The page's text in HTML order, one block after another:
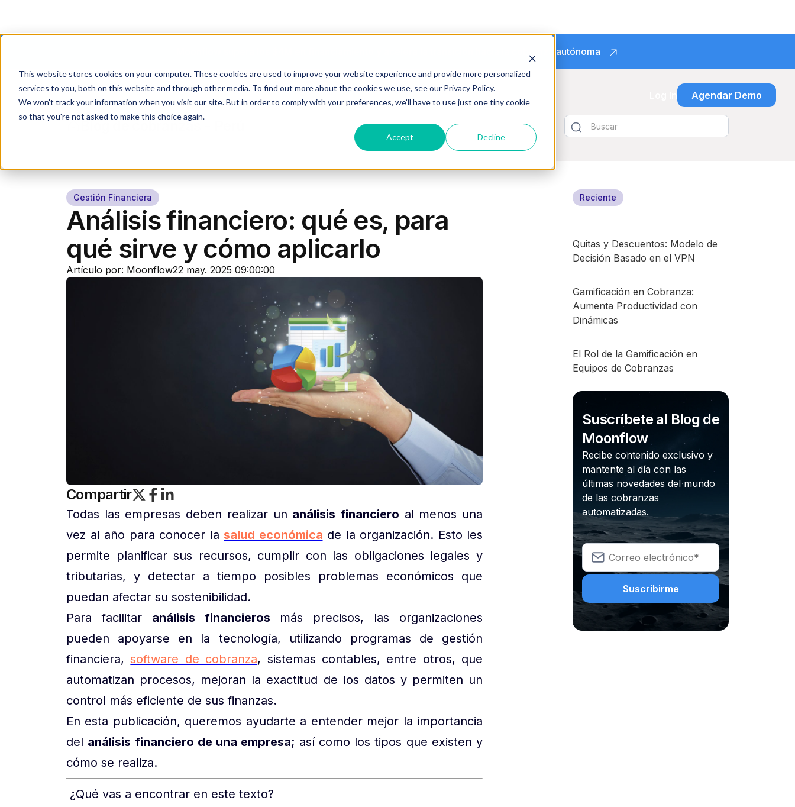
This website stores cookies on your computer. These cookies are used to improve your website experience and provide more personalized
services to you, both on this website and through other media. To find out more about the cookies we use, see our Privacy Policy.
We won't track your information when you visit our site. But in order to comply with your preferences, we'll have to use just one tiny cookie
so that you're not asked to make this choice again.
Accept Decline
Moonflow supera los $4M en financiamiento y acelera la transición hacia la cobranza autónoma
Industrias Agente IA Recursos Planes Agendar Demo
Blog de cobranzas - Perú
Gestión Financiera
Análisis financiero: qué es, para
qué sirve y cómo aplicarlo
Artículo por: Moonflow22 may. 2025 09:00:00
Compartir
Todas las empresas deben realizar un análisis financiero al menos una
vez al año para conocer la salud económica de la organización. Esto les
permite planificar sus recursos, cumplir con las obligaciones legales y
tributarias, y detectar a tiempo posibles problemas económicos que
puedan afectar su sostenibilidad.
Para facilitar análisis financieros más precisos, las organizaciones
pueden apoyarse en la tecnología, utilizando programas de gestión
financiera,software de cobranza, sistemas contables, entre otros, que
automatizan procesos, mejoran la exactitud de los datos y permiten un
control más eficiente de sus finanzas.
En esta publicación, queremos ayudarte a entender mejor la importancia
del análisis financiero de una empresa; así como los tipos que existen y
cómo se realiza.
¿Qué vas a encontrar en este texto?
Reciente
Quitas y Descuentos: Modelo de
Decisión Basado en el VPN
Gamificación en Cobranza:
Aumenta Productividad con
Dinámicas
El Rol de la Gamificación en
Equipos de Cobranzas
Suscríbete al Blog de
Moonflow
Recibe contenido exclusivo y
mantente al día con las
últimas novedades del mundo
de las cobranzas
automatizadas.